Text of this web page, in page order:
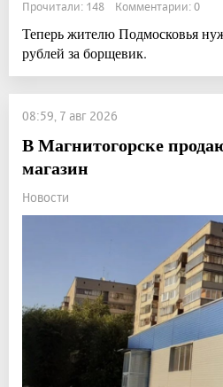
Прочитали: 148 Комментарии: 0
Теперь жителю Подмосковья
рублей за борщевик.
08:59, 7 авг 2026
В Магнитогорске
магазин
Новости